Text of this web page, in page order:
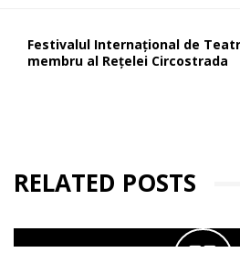
Festivalul Internaţional de
membru al Rețelei Circostrada
RELATED POSTS